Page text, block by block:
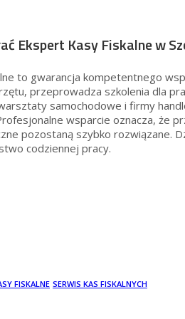
Ekspert Kasy Fiskalne w
to gwarancja kompetentnego
przeprowadza szkolenia dla
samochodowe i firmy
wsparcie oznacza, że
pozostaną szybko rozwiązane.
codziennej pracy.
FISKALNE SERWIS KAS FISKALNYCH